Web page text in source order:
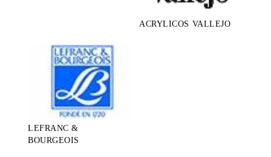
ACRYLICOS VALLEJO
LEFRANC &
BOURGEOIS